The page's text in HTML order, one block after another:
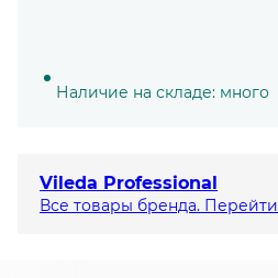
Наличие на складе: много
Vileda Professional
Все товары бренда. Перейти